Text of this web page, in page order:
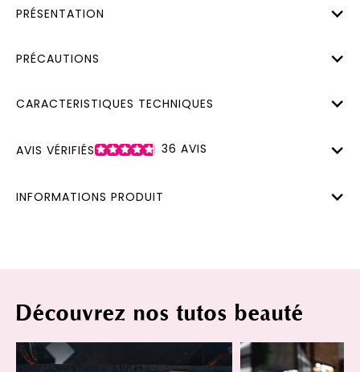
PRÉSENTATION
PRÉCAUTIONS
CARACTERISTIQUES TECHNIQUES
AVIS VÉRIFIÉS 36 AVIS
INFORMATIONS PRODUIT
Découvrez nos tutos beauté